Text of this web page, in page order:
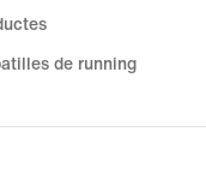
de running